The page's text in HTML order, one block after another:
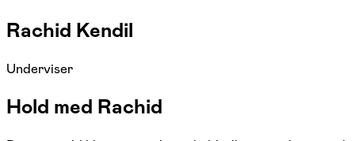
Rachid Kendil
Underviser
Hold med Rachid